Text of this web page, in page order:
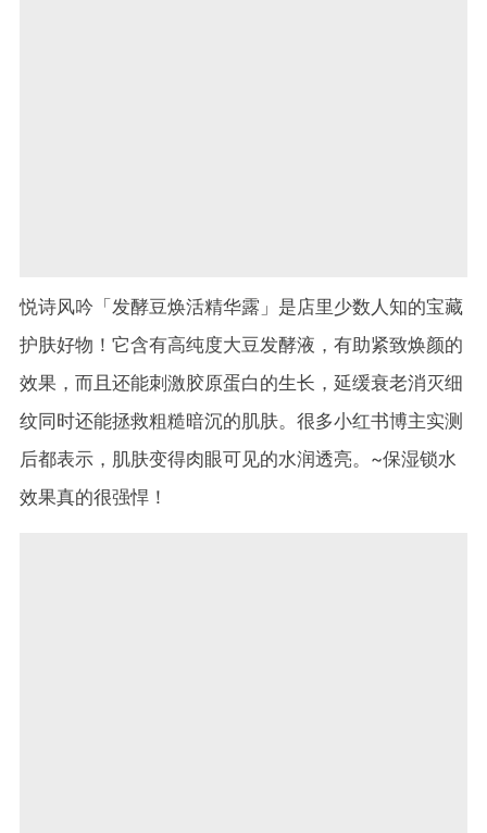
悦诗风吟「发酵豆焕活精华露」是店里少数人知的宝藏
护肤好物！它含有高纯度大豆发酵液，有助紧致焕颜的
效果，而且还能刺激胶原蛋白的生长，延缓衰老消灭细
纹同时还能拯救粗糙暗沉的肌肤。很多小红书博主实测
后都表示，肌肤变得肉眼可见的水润透亮。~保湿锁水
效果真的很强悍！